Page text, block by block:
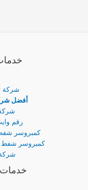
شركة
أفضل
رقم
كمبروسر
كمبروسر شفط